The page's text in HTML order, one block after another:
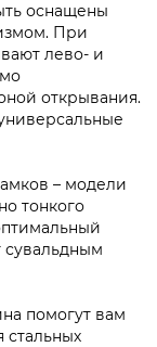
оснащены
При
лево- и
открывания.
– модели
тонкого
сувальдным
помогут вам
стальных